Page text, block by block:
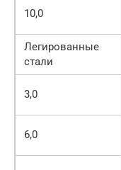
10,0
Легированные
стали
3,0
6,0